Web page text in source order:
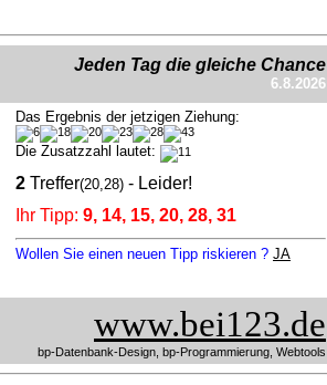
Jeden Tag die gleiche Chance
6.8.2026
Das Ergebnis der jetzigen Ziehung:
Die Zusatzzahl lautet:
2 Treffer(20,28) - Leider!
Ihr Tipp: 9, 14, 15, 20, 28, 31
Wollen Sie einen neuen Tipp riskieren ? JA
www.bei123.de
bp-Datenbank-Design, bp-Programmierung, Webtools